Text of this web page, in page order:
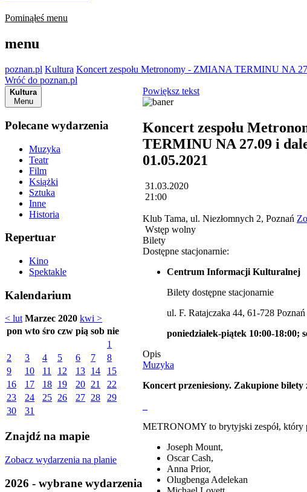
Pominąłeś menu
menu
poznan.pl Kultura Koncert zespołu Metronomy - ZMIANA TERMINU NA
Wróć do poznan.pl
Kultura
Menu
Polecane wydarzenia
Muzyka
Teatr
Film
Książki
Sztuka
Inne
Historia
Repertuar
Kino
Spektakle
Kalendarium
< lut Marzec 2020 kwi >
pon wto śro czw pią sob nie
1
2
3 4 5 6 7
8
9
10 11 12 13 14
15
16
17 18 19 20 21
22
23
24 25 26 27 28
29
30
31
Znajdź na mapie
Zobacz wydarzenia na planie
2026 - wybrane wydarzenia
Powiększ tekst
Koncert zespołu
TERMINU NA 27.09 i
01.05.2021
31.03.2020
21:00
Klub Tama, ul. Niezłomnych 2, Poznań
Wstęp wolny
Bilety
Dostępne stacjonarnie:
Centrum Informacji Kulturalnej
Bilety dostępne stacjonarnie
ul. F. Ratajczaka 44, 61-728 Poznań
poniedziałek-piątek 10:00-18:00;
Opis
Muzyka
Koncert przeniesiony. Zakupione
METRONOMY to brytyjski zespół, który
Joseph Mount,
Oscar Cash,
Anna Prior,
Olugbenga Adelekan